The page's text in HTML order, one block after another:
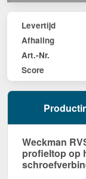
Levertijd
Afhaling
Art.-Nr.
Score
Weckman
profieltop op